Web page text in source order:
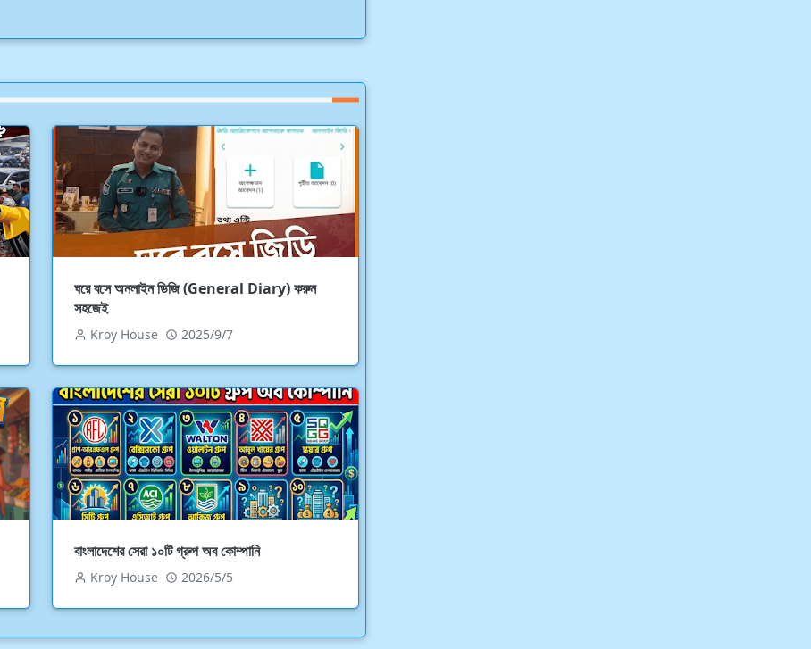
ঘরে বসে অনলাইন ডিজি (General Diary) করুন
সহজেই
Kroy House 2025/9/7
বাংলাদেশের সেরা ১০টি গ্রুপ অব কোম্পানি
Kroy House 2026/5/5